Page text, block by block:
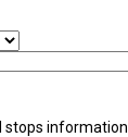
stops information